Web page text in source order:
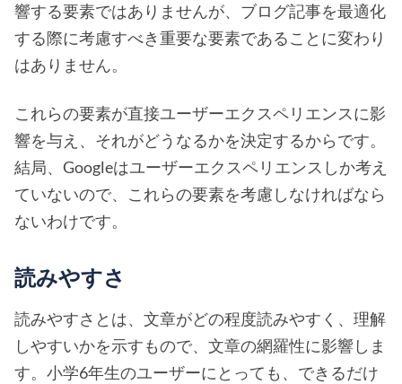
響する要素ではありませんが、ブログ記事を最適化
する際に考慮すべき重要な要素であることに変わり
はありません。
これらの要素が直接ユーザーエクスペリエンスに影
響を与え、それがどうなるかを決定するからです。
結局、Googleはユーザーエクスペリエンスしか考え
ていないので、これらの要素を考慮しなければなら
ないわけです。
読みやすさ
読みやすさとは、文章がどの程度読みやすく、理解
しやすいかを示すもので、文章の網羅性に影響しま
す。小学6年生のユーザーにとっても、できるだけ